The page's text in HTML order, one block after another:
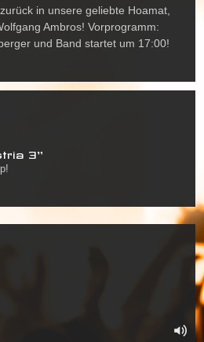
in unsere geliebte Hoamat,
Ambros! Vorprogramm:
und Band startet um 17:00!
3"